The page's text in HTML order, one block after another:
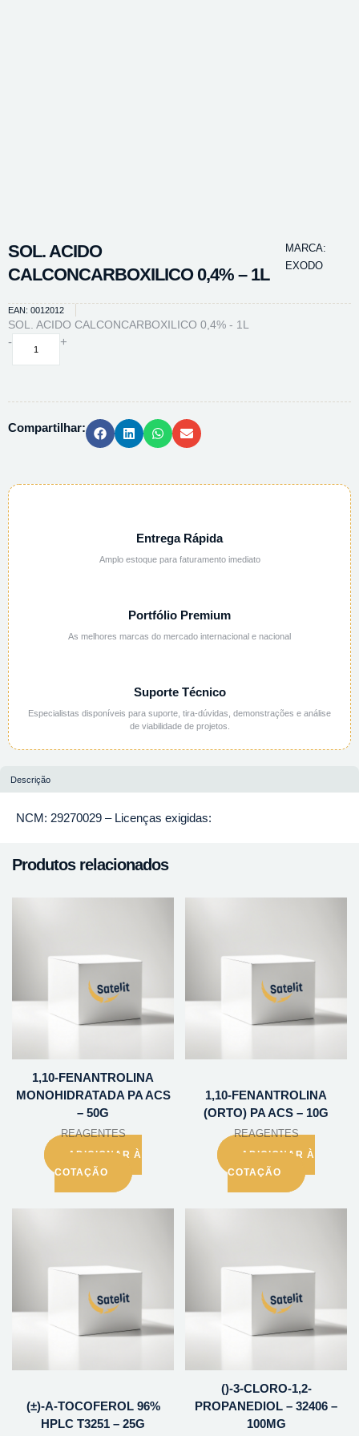
SOL. ACIDO
CALCONCARBOXILICO 0,4% – 1L
MARCA:
EXODO
EAN: 0012012
SOL. ACIDO CALCONCARBOXILICO 0,4% - 1L
-
SOL.
1L
+
Compartilhar:
Entrega Rápida
Amplo estoque para faturamento imediato
Portfólio Premium
As melhores marcas do mercado internacional e nacional
Suporte Técnico
Especialistas disponíveis para suporte, tira-dúvidas, demonstrações e análise
de viabilidade de projetos.
Descrição
NCM: 29270029 – Licenças exigidas:
Produtos relacionados
1,10-FENANTROLINA
MONOHIDRATADA PA ACS
– 50G
REAGENTES
ADICIONAR À
COTAÇÃO
1,10-FENANTROLINA
(ORTO) PA ACS – 10G
REAGENTES
ADICIONAR À
COTAÇÃO
(±)-A-TOCOFEROL 96%
HPLC T3251 – 25G
()-3-CLORO-1,2-
PROPANEDIOL – 32406 –
100MG